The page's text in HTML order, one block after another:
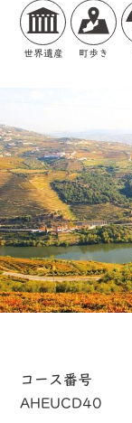
世界遺産 町歩き
コース番号
AHEUCD40